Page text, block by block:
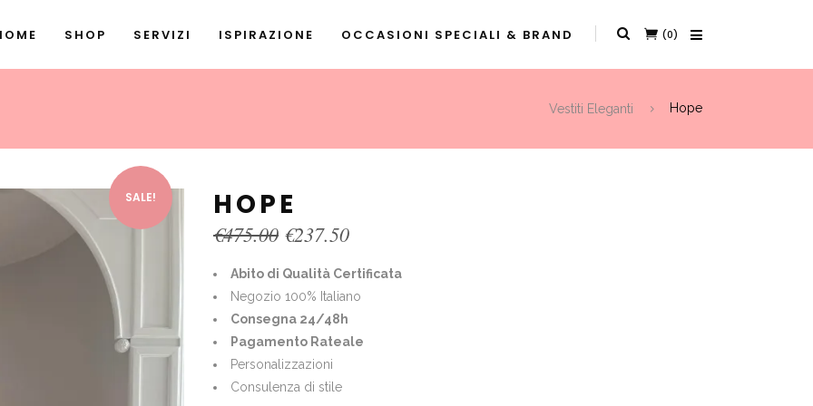
SHOP SERVIZI ISPIRAZIONE OCCASIONI SPECIALI & BRAND (0)
Vestiti Eleganti Hope
SALE! HOPE
€475.00 Original
was:
€475.00.
€237.50Current
is:
€237.50.
Abito di Qualità Certificata
Negozio 100% Italiano
Consegna 24/48h
Pagamento Rateale
Personalizzazioni
Consulenza di stile